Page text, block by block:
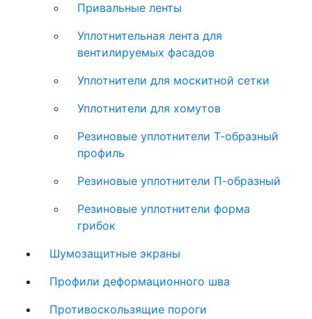
Привальные ленты
Уплотнительная лента для
вентилируемых фасадов
Уплотнители для москитной сетки
Уплотнители для хомутов
Резиновые уплотнители Т-образный
профиль
Резиновые уплотнители П-образный
Резиновые уплотнители форма
грибок
Шумозащитные экраны
Профили деформационного шва
Противоскользящие пороги